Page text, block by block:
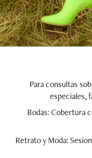
Para consultas
especiales,
Bodas: Cobertura
Retrato y Moda: